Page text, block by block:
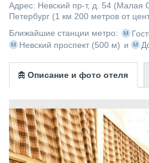
Адрес: Невский пр-т, д. 54 (Малая
Петербург (1 км 200 метров от
Ближайшие станции метро:
Невский проспект (500 м) и
Описание и фото отеля